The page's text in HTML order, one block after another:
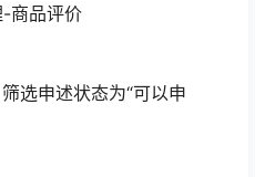
商品评价
选申述状态为“可以申